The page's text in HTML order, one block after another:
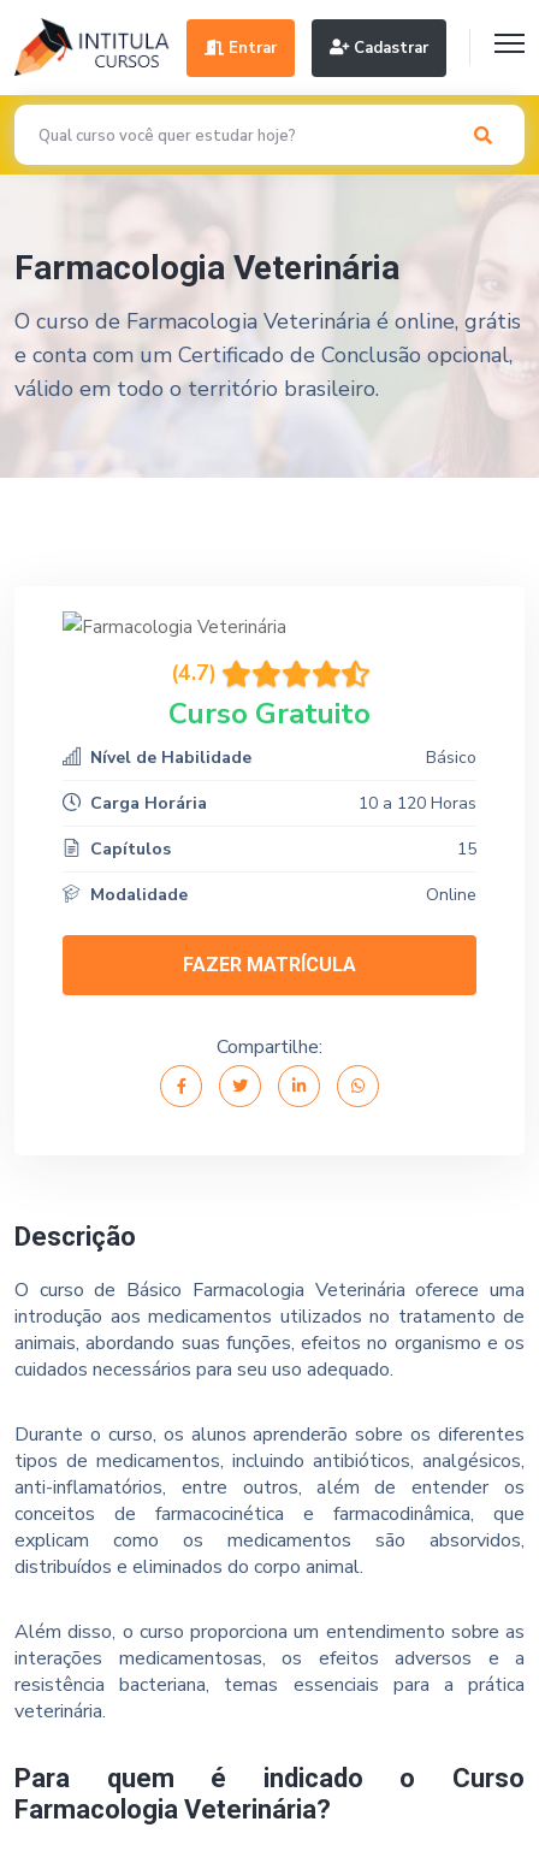
Entrar Cadastrar
Farmacologia Veterinária
O curso de Farmacologia Veterinária é online, grátis
e conta com um Certificado de Conclusão opcional,
válido em todo o território brasileiro.
Descrição
O curso de Básico Farmacologia Veterinária oferece uma
introdução aos medicamentos utilizados no tratamento de
animais, abordando suas funções, efeitos no organismo e os
cuidados necessários para seu uso adequado.
Durante o curso, os alunos aprenderão sobre os diferentes
tipos de medicamentos, incluindo antibióticos, analgésicos,
anti-inflamatórios, entre outros, além de entender os
conceitos de farmacocinética e farmacodinâmica, que
explicam como os medicamentos são absorvidos,
distribuídos e eliminados do corpo animal.
Além disso, o curso proporciona um entendimento sobre as
interações medicamentosas, os efeitos adversos e a
resistência bacteriana, temas essenciais para a prática
veterinária.
Para quem é indicado o Curso
Farmacologia Veterinária?
(4.7)
Curso Gratuito
Nível de Habilidade
Básico
Carga Horária
10 a 120 Horas
Capítulos
15
Modalidade
Online
FAZER MATRÍCULA
Compartilhe: